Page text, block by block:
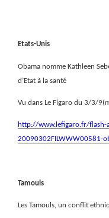
Etats-Unis
Obama nomme Kathleen
d’Etat à la santé
Vu dans Le Figaro du 3/3/
http://www.lefigaro.fr/
20090302FILWWW00581-
Tamouls
Les Tamouls, un conflit